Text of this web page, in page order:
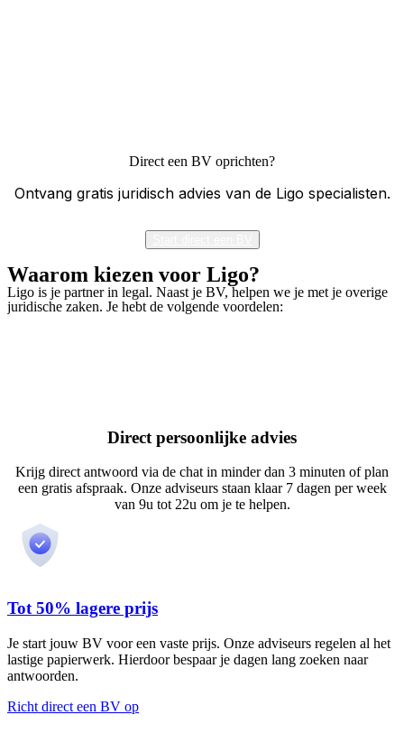
Direct een BV oprichten?
Ontvang gratis juridisch advies van de Ligo specialisten.
Waarom kiezen voor Ligo?
Ligo is je partner in legal. Naast je BV, helpen we je met je overige
juridische zaken. Je hebt de volgende voordelen:
Direct persoonlijke advies
Krijg direct antwoord via de chat in minder dan 3 minuten of plan
een gratis afspraak. Onze adviseurs staan klaar 7 dagen per week
van 9u tot 22u om je te helpen.
Tot 50% lagere prijs
Je start jouw BV voor een vaste prijs. Onze adviseurs regelen al het
lastige papierwerk. Hierdoor bespaar je dagen lang zoeken naar
antwoorden.
Richt direct een BV op